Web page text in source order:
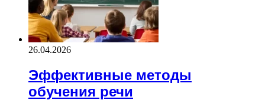
26.04.2026
Эффективные методы
обучения речи